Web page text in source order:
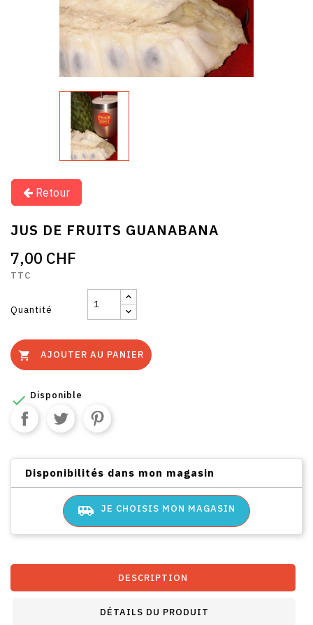
Retour
JUS DE FRUITS GUANABANA
7,00 CHF
TTC
Quantité
 AJOUTER AU PANIER
 Disponible
Disponibilités dans mon magasin
airport_shuttle JE CHOISIS MON MAGASIN
DESCRIPTION
DÉTAILS DU PRODUIT